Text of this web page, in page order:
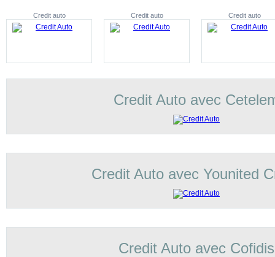
Credit auto Credit auto Credit auto
Credit Auto avec
Credit Auto avec Younited
Credit Auto avec Cofidis